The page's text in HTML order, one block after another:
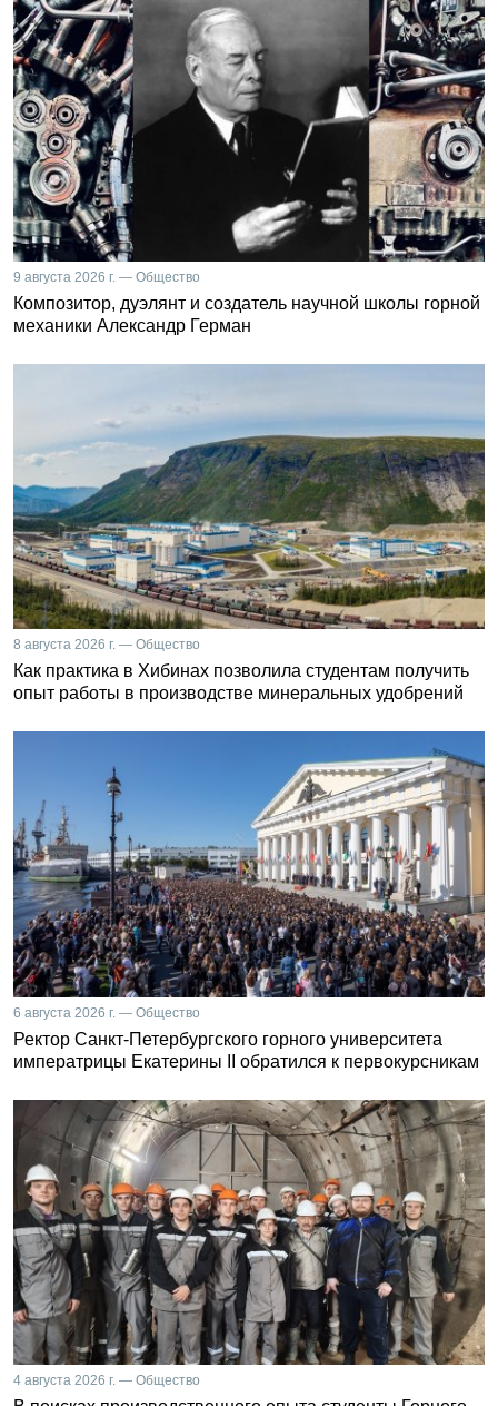
9 августа 2026 г. — Общество
Композитор, дуэлянт и создатель научной школы горной
механики Александр Герман
8 августа 2026 г. — Общество
Как практика в Хибинах позволила студентам получить
опыт работы в производстве минеральных удобрений
6 августа 2026 г. — Общество
Ректор Санкт-Петербургского горного университета
императрицы Екатерины II обратился к первокурсникам
4 августа 2026 г. — Общество